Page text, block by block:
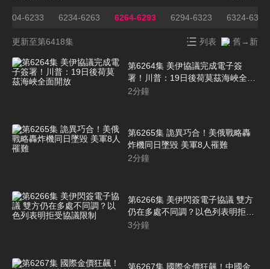
6204-6233 6234-6263 6264-6293 6294-6323 6324-6353
更新至第6418集 列表 舊→新
第6264集 美伊協議完成電子簽
署！川普：19日後荷莫茲海峽全面
開放
2分鐘
第6265集 詭異巧合！美俄戰略轟
炸機同日墜毀 美軍8人罹難
2分鐘
第6266集 美伊閃簽電子協議 雙方
仍在多處不同調？以色列表明拒受
協議限制
3分鐘
第6267集 國際金價狂飆！中國金